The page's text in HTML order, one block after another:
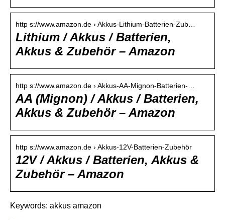
http s://www.amazon.de › Akkus-Lithium-Batterien-Zub…
Lithium / Akkus / Batterien,
Akkus & Zubehör – Amazon
http s://www.amazon.de › Akkus-AA-Mignon-Batterien-…
AA (Mignon) / Akkus / Batterien,
Akkus & Zubehör – Amazon
http s://www.amazon.de › Akkus-12V-Batterien-Zubehör
12V / Akkus / Batterien, Akkus &
Zubehör – Amazon
Keywords: akkus amazon